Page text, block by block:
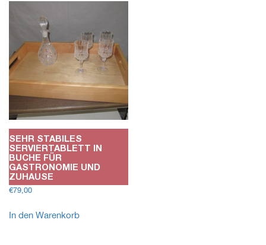
SEHR STABILES
SERVIERTABLETT IN
BUCHE FÜR
GASTRONOMIE UND
ZUHAUSE
€79,00
In den Warenkorb